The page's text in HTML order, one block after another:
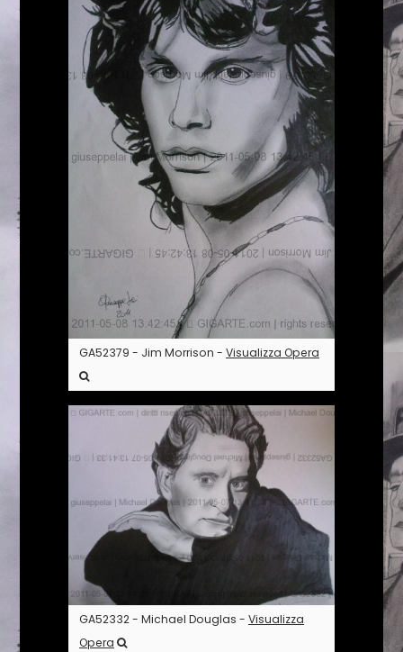
GA52379 - Jim Morrison - Visualizza Opera
GA52332 - Michael Douglas - Visualizza
Opera